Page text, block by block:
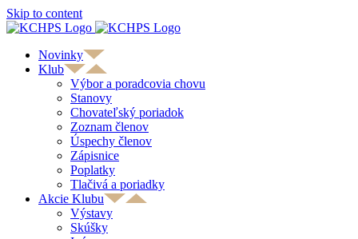
Skip to content
Novinky
Klub
Výbor a poradcovia chovu
Stanovy
Chovateľský poriadok
Zoznam členov
Úspechy členov
Zápisnice
Poplatky
Tlačivá a poriadky
Akcie Klubu
Výstavy
Skúšky